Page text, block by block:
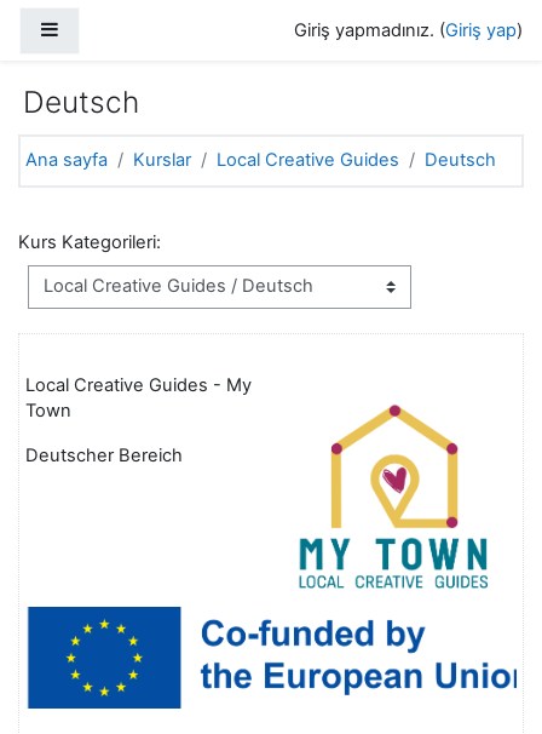
Giriş yapmadınız. (Giriş yap)
Deutsch
Ana sayfa Kurslar Local Creative Guides Deutsch
Kurs Kategorileri:
Local Creative Guides - My
Town
Deutscher Bereich